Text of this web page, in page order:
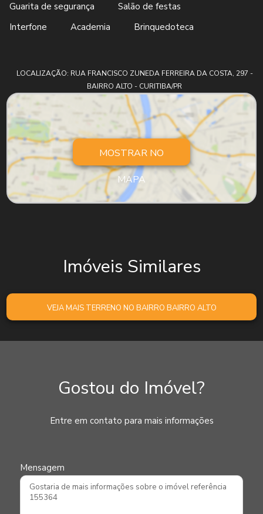
Guarita de segurança
Salão de festas
Interfone
Academia Brinquedoteca
LOCALIZAÇÃO: RUA FRANCISCO ZUNEDA FERREIRA DA COSTA, 297 -
BAIRRO ALTO - CURITIBA/PR
MOSTRAR NO
MAPA
Imóveis Similares
VEJA MAIS TERRENO NO BAIRRO BAIRRO ALTO
Gostou do Imóvel?
Entre em contato para mais informações
Mensagem